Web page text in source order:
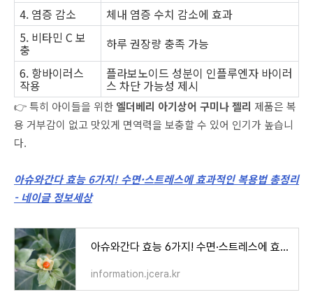
4. 염증 감소
체내 염증 수치 감소에 효과
5. 비타민 C 보
충
하루 권장량 충족 가능
6. 항바이러스
작용
플라보노이드 성분이 인플루엔자 바이러
스 차단 가능성 제시
👉 특히 아이들을 위한 엘더베리 아기상어 구미나 젤리 제품은 복
용 거부감이 없고 맛있게 면역력을 보충할 수 있어 인기가 높습니
다.
아슈와간다 효능 6가지! 수면·스트레스에 효과적인 복용법 총정리
- 네이글 정보세상
아슈와간다 효능 6가지! 수면·스트레스에 효과적인 복용법 총정리 - 네이글 정보세상
information.jcera.kr